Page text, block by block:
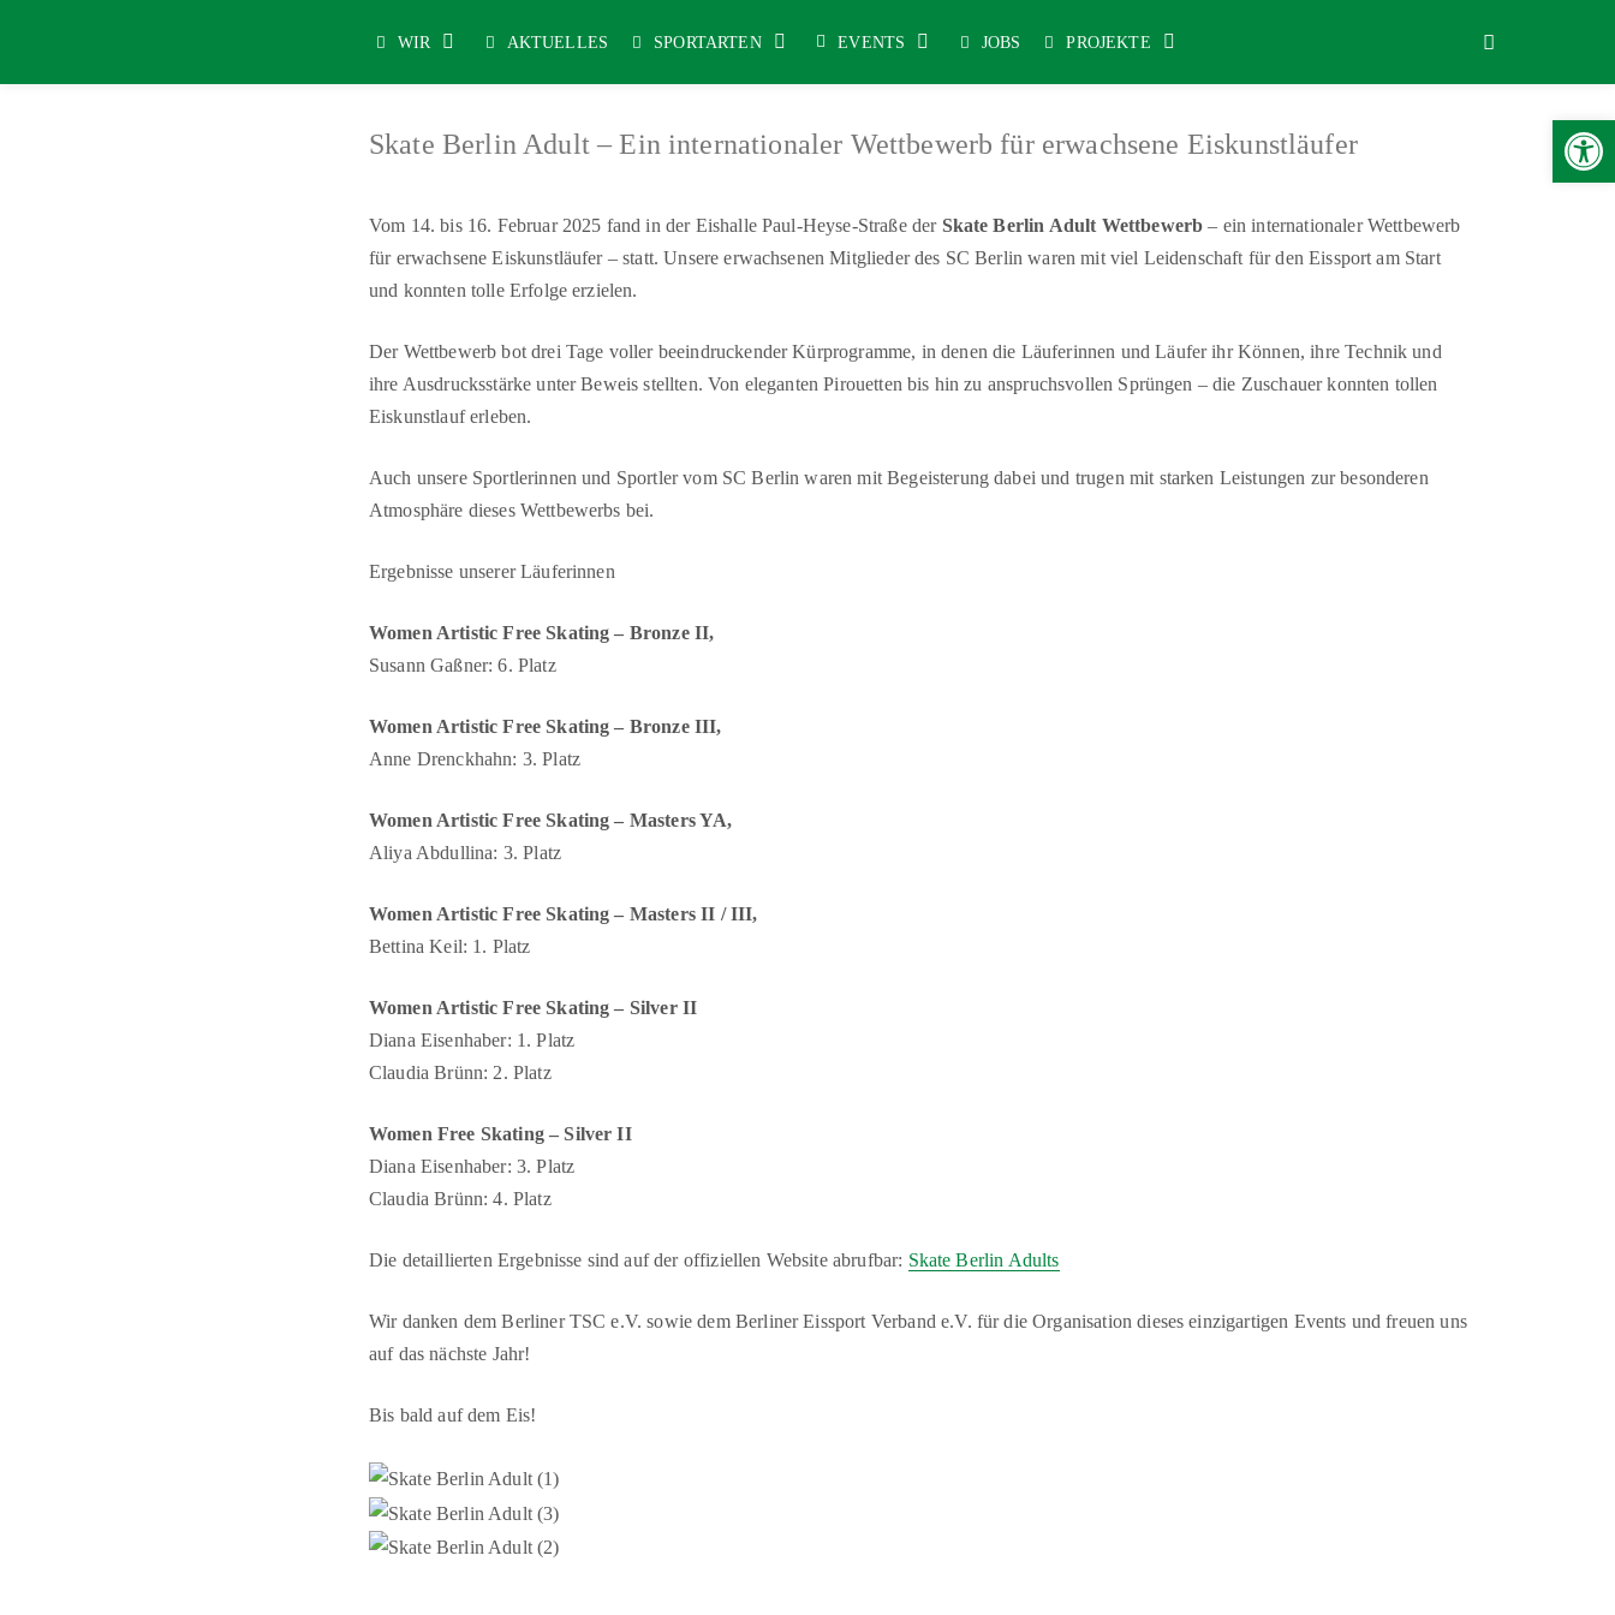
WIR AKTUELLES SPORTARTEN EVENTS JOBS PROJEKTE
Skate Berlin Adult – Ein internationaler Wettbewerb für erwachsene Eiskunstläufer
Vom 14. bis 16. Februar 2025 fand in der Eishalle Paul-Heyse-Straße der Skate Berlin Adult Wettbewerb– ein internationaler Wettbewerb
für erwachsene Eiskunstläufer – statt. Unsere erwachsenen Mitglieder des SC Berlin waren mit viel Leidenschaft für den Eissport am Start
und konnten tolle Erfolge erzielen.
Der Wettbewerb bot drei Tage voller beeindruckender Kürprogramme, in denen die Läuferinnen und Läufer ihr Können, ihre Technik und
ihre Ausdrucksstärke unter Beweis stellten. Von eleganten Pirouetten bis hin zu anspruchsvollen Sprüngen – die Zuschauer konnten tollen
Eiskunstlauf erleben.
Auch unsere Sportlerinnen und Sportler vom SC Berlin waren mit Begeisterung dabei und trugen mit starken Leistungen zur besonderen
Atmosphäre dieses Wettbewerbs bei.
Ergebnisse unserer Läuferinnen
Women Artistic Free Skating – Bronze II,
Susann Gaßner: 6. Platz
Women Artistic Free Skating – Bronze III,
Anne Drenckhahn: 3. Platz
Women Artistic Free Skating – Masters YA,
Aliya Abdullina: 3. Platz
Women Artistic Free Skating – Masters II / III,
Bettina Keil: 1. Platz
Women Artistic Free Skating – Silver II
Diana Eisenhaber: 1. Platz
Claudia Brünn: 2. Platz
Women Free Skating – Silver II
Diana Eisenhaber: 3. Platz
Claudia Brünn: 4. Platz
Die detaillierten Ergebnisse sind auf der offiziellen Website abrufbar: Skate Berlin Adults
Wir danken dem Berliner TSC e.V. sowie dem Berliner Eissport Verband e.V. für die Organisation dieses einzigartigen Events und freuen uns
auf das nächste Jahr!
Bis bald auf dem Eis!